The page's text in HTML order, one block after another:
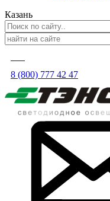
Казань
8 (800) 777 42 47